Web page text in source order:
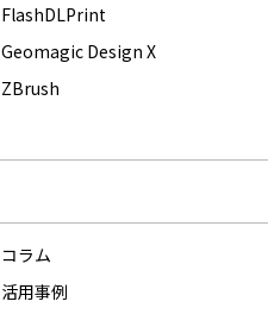
FlashDLPrint
Geomagic Design X
ZBrush
コラム
活用事例